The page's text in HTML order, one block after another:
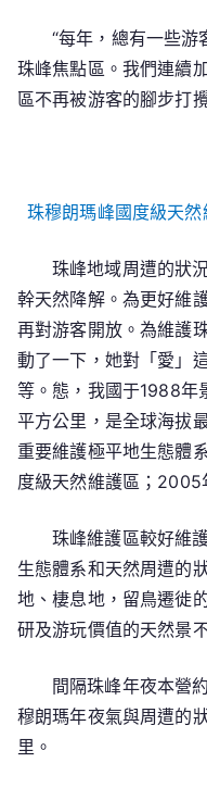
“每年，總有一些
珠峰焦點區。我們連續
區不再被游客的腳步打
珠穆朗瑪峰國度級天
珠峰地域周遭的狀
幹天然降解。為更好維
再對游客開放。為維護
動了一下，她對「愛」
等。態，我國于1988年
平方公里，是全球海拔
重要維護極平地生態體
度級天然維護區；2005
珠峰維護區較好維
生態體系和天然周遭的
地、棲息地，留鳥遷徙
研及游玩價值的天然景
間隔珠峰年夜本營
穆朗瑪年夜氣與周遭的
里。